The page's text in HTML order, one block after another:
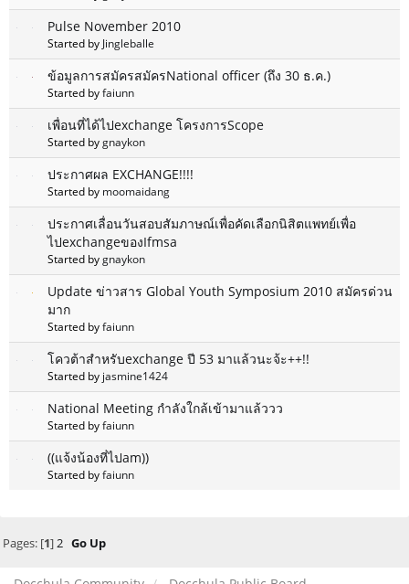
Pulse November 2010
Started by Jingleballe
ข้อมูลการสมัครสมัครNational officer (ถึง 30 ธ.ค.)
Started byfaiunn
เพื่อนที่ได้ไปexchange โครงการScope
Started bygnaykon
ประกาศผล EXCHANGE!!!!
Started by moomaidang
ประกาศเลื่อนวันสอบสัมภาษณ์เพื่อคัดเลือกนิสิตแพทย์เพื่อ
ไปexchangeของIfmsa
Started bygnaykon
Update ข่าวสาร Global Youth Symposium 2010 สมัครด่วน
มาก
Started byfaiunn
โควต้าสำหรับexchange ปี 53 มาแล้วนะจ้ะ++!!
Started by jasmine1424
National Meeting กำลังใกล้เข้ามาแล้ววว
Started byfaiunn
((แจ้งน้องที่ไปam))
Started byfaiunn
Pages: [1]2 Go Up